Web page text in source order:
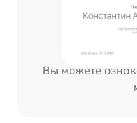
Вы можете